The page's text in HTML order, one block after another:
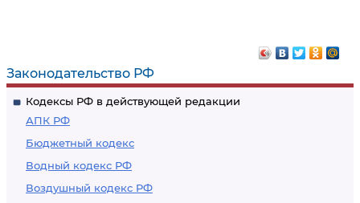
Законодательство РФ
Кодексы РФ в действующей редакции
АПК РФ
Бюджетный кодекс
Водный кодекс РФ
Воздушный кодекс РФ